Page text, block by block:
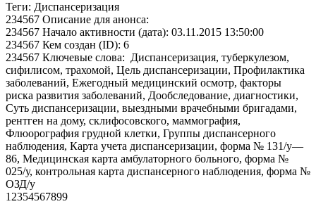
Теги: Диспансеризация
234567 Описание для анонса:
234567 Начало активности (дата): 03.11.2015 13:50:00
234567 Кем создан (ID): 6
234567 Ключевые слова: Диспансеризация, туберкулезом,
сифилисом, трахомой, Цель диспансеризации, Профилактика
заболеваний, Ежегодный медицинский осмотр, факторы
риска развития заболеваний, Дообследование, диагностики,
Суть диспансеризации, выездными врачебными бригадами,
рентген на дому, склифосовского, маммография,
Флюорография грудной клетки, Группы диспансерного
наблюдения, Карта учета диспансеризации, форма № 131/у—
86, Медицинская карта амбулаторного больного, форма №
025/у, контрольная карта диспансерного наблюдения, форма №
ОЗД/у
12354567899